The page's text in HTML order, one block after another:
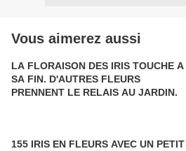
Vous aimerez aussi
LA FLORAISON DES IRIS TOUCHE A
SA FIN. D'AUTRES FLEURS
PRENNENT LE RELAIS AU JARDIN.
155 IRIS EN FLEURS AVEC UN PETIT